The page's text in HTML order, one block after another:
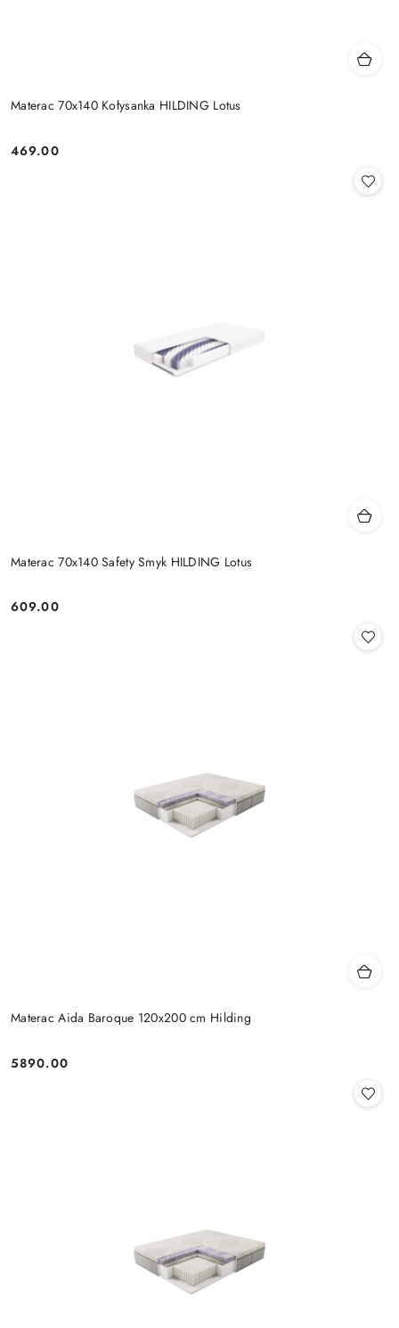
Materac 70x140 Kołysanka HILDING Lotus
Cena:
469.00
Materac 70x140 Safety Smyk HILDING Lotus
Cena:
609.00
Materac Aida Baroque 120x200 cm Hilding
Cena:
5890.00